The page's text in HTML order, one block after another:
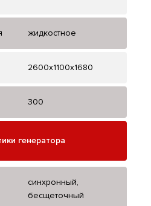
жидкостное
2600x1100x1680
300
генератора
синхронный,
бесщеточный